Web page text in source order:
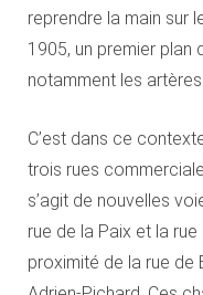
reprendre la main sur
1905, un premier
notamment les
C’est dans ce
trois rues
s’agit de nouvelles
rue de la Paix et la rue
proximité de la rue de